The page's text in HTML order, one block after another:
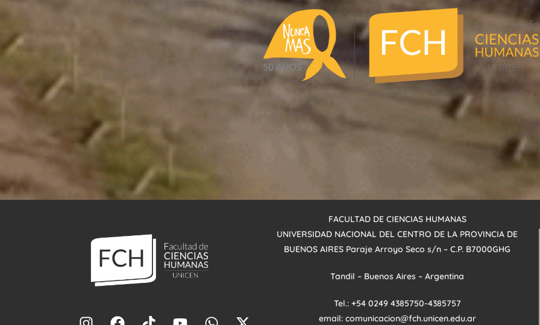
FACULTAD DE CIENCIAS HUMANAS
UNIVERSIDAD NACIONAL DEL CENTRO DE LA PROVINCIA DE
BUENOS AIRES Paraje ArroyoSeco s/n – C.P. B7000GHG
Tandil – Buenos Aires – Argentina
Tel.: +54 0249 4385750-4385757
email: comunicacion@fch.unicen.edu.ar